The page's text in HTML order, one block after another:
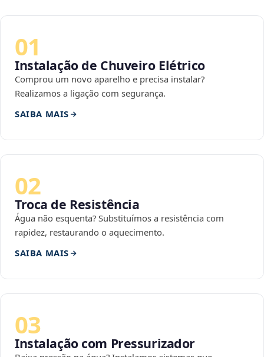
01
Instalação de Chuveiro Elétrico
Comprou um novo aparelho e precisa instalar?
Realizamos a ligação com segurança.
SAIBA MAIS
02
Troca de Resistência
Água não esquenta? Substituímos a resistência com
rapidez, restaurando o aquecimento.
SAIBA MAIS
03
Instalação com Pressurizador